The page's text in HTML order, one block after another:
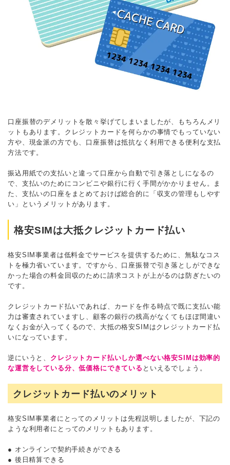
口座振替のデメリットを散々挙げてしまいましたが、もちろんメリ
ットもあります。クレジットカードを何らかの事情でもっていない
方や、現金派の方でも、口座振替は抵抗なく利用できる便利な支払
方法です。
振込用紙での支払いと違って口座から自動で引き落としになるの
で、支払いのためにコンビニや銀行に行く手間がかかりません。ま
た、支払いの口座をまとめておけば総合的に「収支の管理もしやす
い」というメリットがあります。
格安SIMは大抵クレジットカード払い
格安SIM事業者は低料金でサービスを提供するために、無駄なコス
トを極力省いています。ですから、口座振替で引き落としができな
かった場合の料金回収のために請求コストが上がるのは防ぎたいの
です。
クレジットカード払いであれば、カードを作る時点で既に支払い能
力は審査されていますし、顧客の銀行の残高がなくてもほぼ間違い
なくお金が入ってくるので、大抵の格安SIMはクレジットカード払
いになっています。
逆にいうと、 クレジットカード払いしか選べない格安SIMは効率的
な運営をしている分、低価格にできている といえるでしょう。
クレジットカード払いのメリット
格安SIM事業者にとってのメリットは先程説明しましたが、下記の
ような利用者にとってのメリットもあります。
● オンラインで契約手続きができる
● 後日精算できる